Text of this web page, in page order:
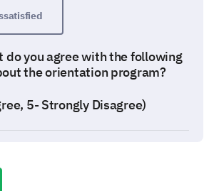
do you agree with the following
the orientation program?
5- Strongly Disagree)
the program was appropriate.